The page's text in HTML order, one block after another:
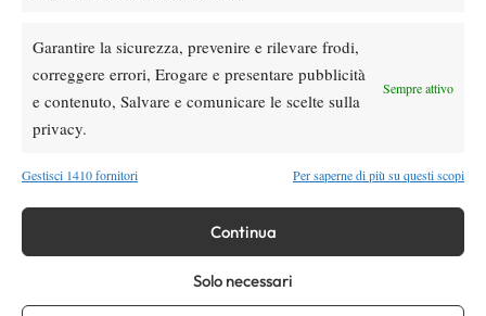
Garantire la sicurezza, prevenire e rilevare frodi,
correggere errori, Erogare e presentare pubblicità
e contenuto, Salvare e comunicare le scelte sulla
privacy.
Sempre attivo
Gestisci 1410 fornitori Per saperne di più su questi scopi
Continua
Solo necessari
WTA 1000 Toronto 2026: pioggia pesante,
gioco sospeso
Facebook